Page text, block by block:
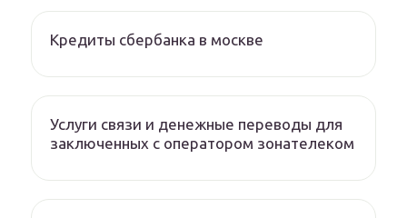
Кредиты сбербанка в москве
Услуги связи и денежные переводы для
заключенных с оператором зонателеком